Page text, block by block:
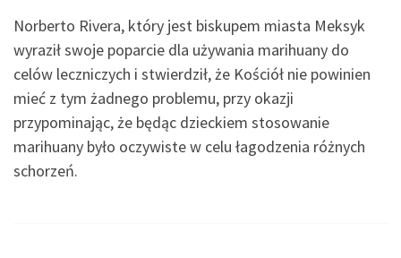
Norberto Rivera, który jest biskupem miasta Meksyk
wyraził swoje poparcie dla używania marihuany do
celów leczniczych i stwierdził, że Kościół nie powinien
mieć z tym żadnego problemu, przy okazji
przypominając, że będąc dzieckiem stosowanie
marihuany było oczywiste w celu łagodzenia różnych
schorzeń.